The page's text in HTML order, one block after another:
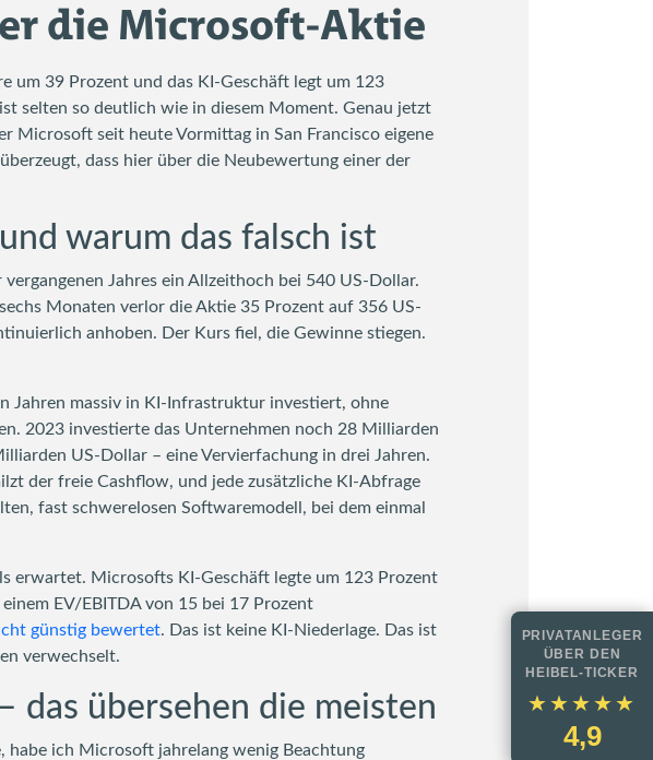
die Microsoft-Aktie
um 39 Prozent und das KI-Geschäft legt um 123
selten so deutlich wie in diesem Moment. Genau jetzt
seit heute Vormittag in San Francisco eigene
dass hier über die Neubewertung einer der
warum das falsch ist
Jahres ein Allzeithoch bei 540 US-Dollar.
Monaten verlor die Aktie 35 Prozent auf 356 US-
anhoben. Der Kurs fiel, die Gewinne stiegen.
Jahren massiv in KI-Infrastruktur investiert, ohne
2023 investierte das Unternehmen noch 28 Milliarden
US-Dollar – eine Vervierfachung in drei Jahren.
der freie Cashflow, und jede zusätzliche KI-Abfrage
fast schwerelosen Softwaremodell, bei dem einmal
erwartet. Microsofts KI-Geschäft legte um 123 Prozent
EV/EBITDA von 15 bei 17 Prozent
günstig bewertet. Das ist keine KI-Niederlage. Das ist
verwechselt.
übersehen die meisten
habe ich Microsoft jahrelang wenig Beachtung
PRIVATANLEGER
ÜBER DEN
HEIBEL-TICKER
★★★★★
★★★★★
4,9